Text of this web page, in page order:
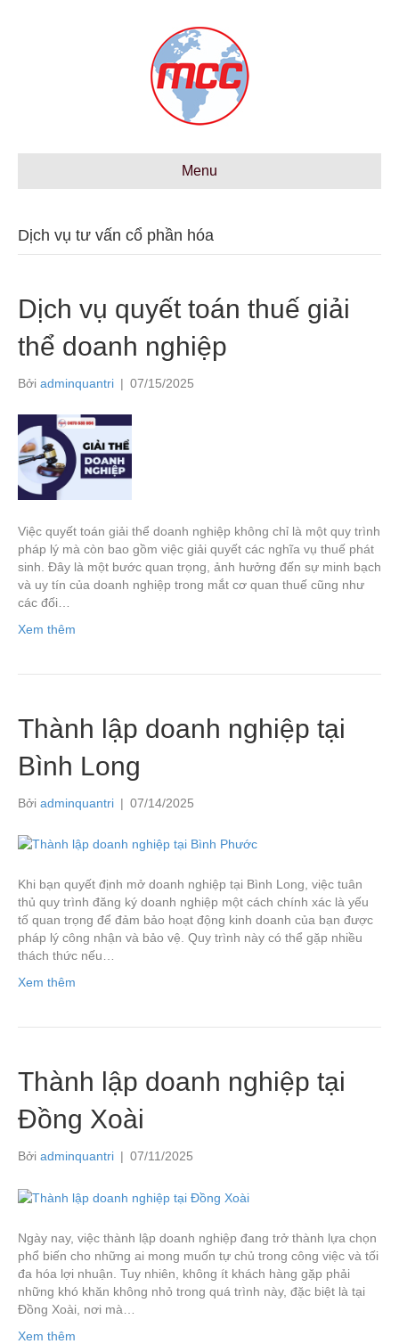
Menu
Dịch vụ tư vấn cổ phần hóa
Dịch vụ quyết toán thuế giải
thể doanh nghiệp
Bởi adminquantri | 07/15/2025
Việc quyết toán giải thể doanh nghiệp không chỉ là một quy trình
pháp lý mà còn bao gồm việc giải quyết các nghĩa vụ thuế phát
sinh. Đây là một bước quan trọng, ảnh hưởng đến sự minh bạch
và uy tín của doanh nghiệp trong mắt cơ quan thuế cũng như
các đối…
Xem thêm
Thành lập doanh nghiệp tại
Bình Long
Bởi adminquantri | 07/14/2025
Khi bạn quyết định mở doanh nghiệp tại Bình Long, việc tuân
thủ quy trình đăng ký doanh nghiệp một cách chính xác là yếu
tố quan trọng để đảm bảo hoạt động kinh doanh của bạn được
pháp lý công nhận và bảo vệ. Quy trình này có thể gặp nhiều
thách thức nếu…
Xem thêm
Thành lập doanh nghiệp tại
Đồng Xoài
Bởi adminquantri | 07/11/2025
Ngày nay, việc thành lập doanh nghiệp đang trở thành lựa chọn
phổ biến cho những ai mong muốn tự chủ trong công việc và tối
đa hóa lợi nhuận. Tuy nhiên, không ít khách hàng gặp phải
những khó khăn không nhỏ trong quá trình này, đặc biệt là tại
Đồng Xoài, nơi mà…
Xem thêm